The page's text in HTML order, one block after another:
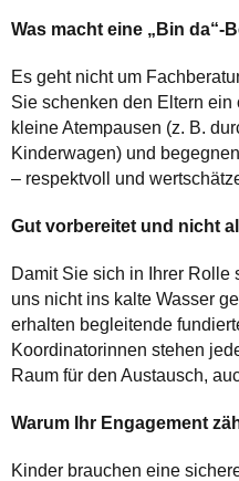
Was macht eine „Bin da“-
Es geht nicht um
Sie schenken den Eltern ein
kleine Atempausen (z. B.
Kinderwagen) und
– respektvoll und
Gut vorbereitet und nicht
Damit Sie sich in Ihrer Rolle
uns nicht ins kalte Wasser
erhalten begleitende
Koordinatorinnen stehen
Raum für den Austausch,
Warum Ihr Engagement
Kinder brauchen eine